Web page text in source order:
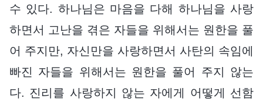
수 있다. 하나님은 마음을 다해 하나님을 사랑
하면서 고난을 겪은 자들을 위해서는 원한을 풀
어 주지만, 자신만을 사랑하면서 사탄의 속임에
빠진 자들을 위해서는 원한을 풀어 주지 않는
다. 진리를 사랑하지 않는 자에게 어떻게 선함